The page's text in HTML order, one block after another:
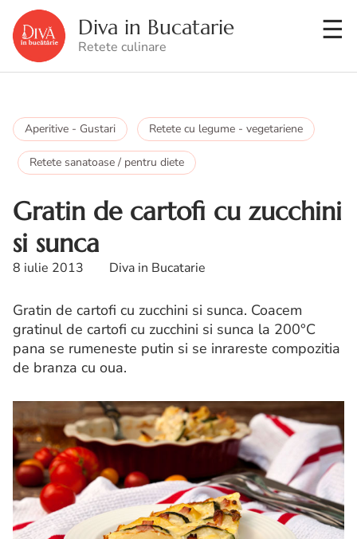
Diva in Bucatarie
Retete culinare
Aperitive - Gustari Retete cu legume - vegetariene
Retete sanatoase / pentru diete
Gratin de cartofi cu zucchini
si sunca
8 iulie 2013 Diva in Bucatarie
Gratin de cartofi cu zucchini si sunca. Coacem
gratinul de cartofi cu zucchini si sunca la 200°C
pana se rumeneste putin si se inrareste compozitia
de branza cu oua.